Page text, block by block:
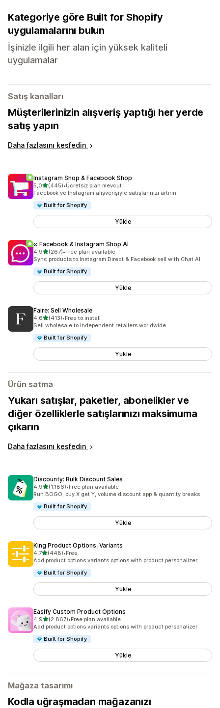
Kategoriye göre Built for Shopify
uygulamalarını bulun
İşinizle ilgili her alan için yüksek kaliteli
uygulamalar
Satış kanalları
Müşterilerinizin alışveriş yaptığı her yerde
satış yapın
Daha fazlasını keşfedin
Instagram Shop & Facebook Shop
5,05 yıldız üzerinden
(445)
toplam 445 değerlendirme
•Ücretsiz plan mevcut
Facebook ve Instagram alışverişiyle satışlarınızı artırın.
Built for Shopify
Yükle
∞ Facebook & Instagram Shop AI
4,95 yıldız üzerinden
(267)
toplam 267 değerlendirme
•Free plan available
Sync products to Instagram Direct & Facebook sell with Chat AI
Built for Shopify
Yükle
Faire: Sell Wholesale
4,65 yıldız üzerinden
(413)
toplam 413 değerlendirme
•Free to install
Sell wholesale to independent retailers worldwide
Built for Shopify
Yükle
Ürün satma
Yukarı satışlar, paketler, abonelikler ve
diğer özelliklerle satışlarınızı maksimuma
çıkarın
Daha fazlasını keşfedin
Discounty: Bulk Discount Sales
4,95 yıldız üzerinden
(1.186)
toplam 1186 değerlendirme
•Free plan available
Run BOGO, buy X get Y, volume discount app & quantity breaks
Built for Shopify
Yükle
King Product Options, Variants
4,75 yıldız üzerinden
(448)
toplam 448 değerlendirme
•Free
Add product options variants options with product personalizer
Built for Shopify
Yükle
Easify Custom Product Options
4,95 yıldız üzerinden
(2.867)
toplam 2867 değerlendirme
•Free plan available
Add product options variants options with product personalizer
Built for Shopify
Yükle
Mağaza tasarımı
Kodla uğraşmadan mağazanızı